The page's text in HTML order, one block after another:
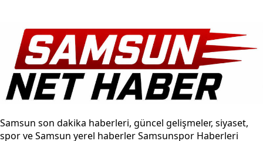
Samsun son dakika haberleri, güncel gelişmeler, siyaset,
spor ve Samsun yerel haberler Samsunspor Haberleri